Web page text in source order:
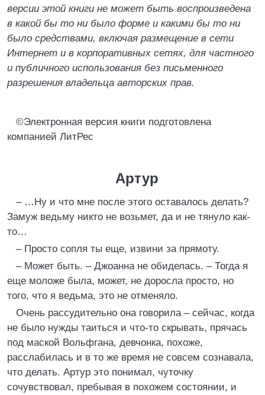
версии этой книги не может быть воспроизведена
в какой бы то ни было форме и какими бы то ни
было средствами, включая размещение в сети
Интернет и в корпоративных сетях, для частного
и публичного использования без письменного
разрешения владельца авторских прав.
©Электронная версия книги подготовлена
компанией ЛитРес
Артур
– …Ну и что мне после этого оставалось делать?
Замуж ведьму никто не возьмет, да и не тянуло как-
то…
– Просто сопля ты еще, извини за прямоту.
– Может быть. – Джоанна не обиделась. – Тогда я
еще моложе была, может, не доросла просто, но
того, что я ведьма, это не отменяло.
Очень рассудительно она говорила – сейчас, когда
не было нужды таиться и что-то скрывать, прячась
под маской Вольфгана, девчонка, похоже,
расслабилась и в то же время не совсем сознавала,
что делать. Артур это понимал, чуточку
сочувствовал, пребывая в похожем состоянии, и